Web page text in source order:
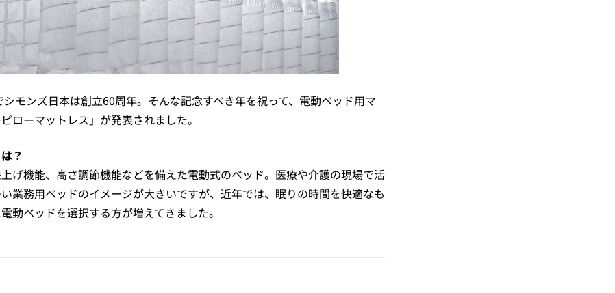
モンズ日本は創立60周年。そんな記念すべき年を祝って、電動ベッド用マ
ローマットレス」が発表されました。
？
げ機能、高さ調節機能などを備えた電動式のベッド。医療や介護の現場で活
業務用ベッドのイメージが大きいですが、近年では、眠りの時間を快適なも
動ベッドを選択する方が増えてきました。